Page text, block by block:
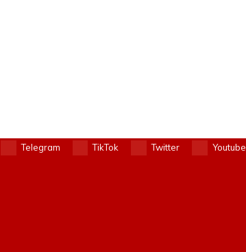
Telegram TikTok Twitter Youtube